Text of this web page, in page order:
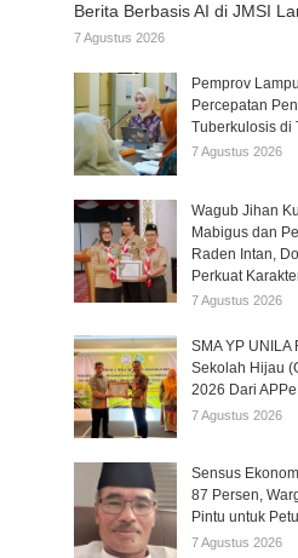
Berita Berbasis AI di JMSI
7 Agustus 2026
Pemprov
Percepatan
Tuberkulosis di
7 Agustus 2026
Wagub Jihan
Mabigus dan
Raden Intan,
Perkuat
7 Agustus 2026
SMA YP UNILA
Sekolah Hijau
2026 Dari
7 Agustus 2026
Sensus
87 Persen,
Pintu untuk
7 Agustus 2026